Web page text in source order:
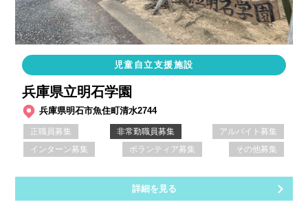
児童自立支援施設
兵庫県立明石学園
兵庫県明石市魚住町清水2744
正職員募集 非常勤職員募集
アルバイト募集
インターン募集
ボランティア募集 その他募集
詳細を見る